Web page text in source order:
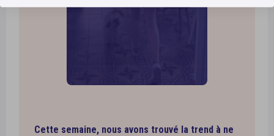
Cette semaine, nous avons trouvé la trend à ne